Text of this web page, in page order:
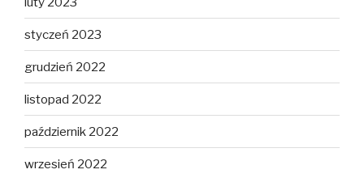
styczeń 2023
grudzień 2022
listopad 2022
październik 2022
wrzesień 2022